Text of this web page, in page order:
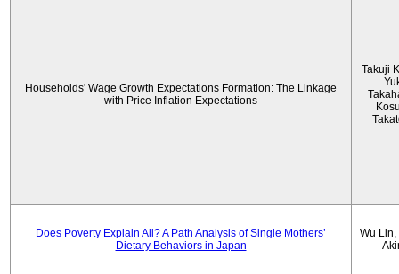
Households' Wage Growth Expectations Formation: The Linkage
with Price Inflation Expectations
Takuji
Does Poverty Explain All? A Path Analysis of Single Mothers’
Dietary Behaviors in Japan
Wu Lin,